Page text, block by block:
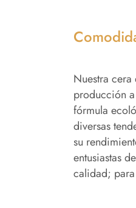
Nuestra
producción
fórmula
diversas
su
entusiastas
calidad;